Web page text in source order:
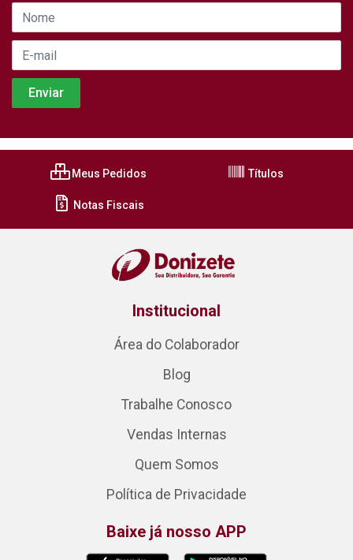
Meus Pedidos Títulos
Notas Fiscais
Institucional
Área do Colaborador
Blog
Trabalhe Conosco
Vendas Internas
Quem Somos
Política de Privacidade
Baixe já nosso APP